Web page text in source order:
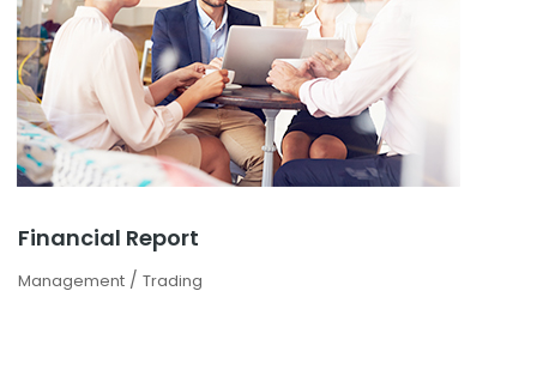
Financial Report
Management / Trading